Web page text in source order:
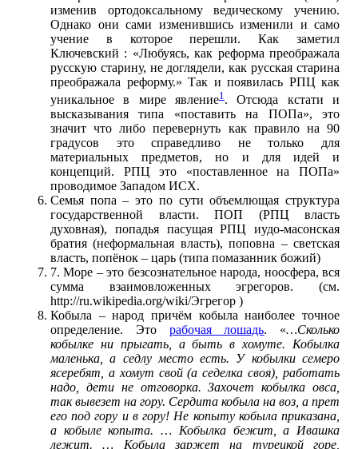
изменив ортодоксальному ведическому учению.
Однако они сами изменившись изменили и само
учение в которое перешли. Как заметил
Ключевский : «Любуясь, как реформа преображала
русскую старину, не доглядели, как русская старина
преображала реформу.» Так и появилась РПЦ как
уникальное в мире явление1. Отсюда кстати и
высказывания типа «поставить на ПОПа», это
значит что либо перевернуть как правило на 90
градусов это справедливо не только для
материальных предметов, но и для идей и
концепций. РПЦ это «поставленное на ПОПа»
проводимое Западом ИСХ.
Семья попа – это по сути объемлющая структура
государственной власти. ПОП (РПЦ власть
духовная), попадья пасущая РПЦ иудо-масонская
братия (неформальная власть), поповна – светская
власть, попёнок – царь (типа помазанник божий)
7. Море – это безсознательное народа, ноосфера, вся
сумма взаимовложенных эгрегоров. (см.
http://ru.wikipedia.org/wiki/Эгрегор )
Кобыла – народ причём кобыла наиболее точное
определение. Это рабочая лошадь. «…Сколько
кобылке ни прыгать, а быть в хомуте. Кобылка
маленька, а седлу место есть. У кобылки семеро
ясеребят, а хомут свой (а седелка своя), работать
надо, дети не отговорка. Захочет кобылка овса,
так вывезет на гору. Сердита кобыла на воз, а прет
его под гору и в гору! Не копыту кобыла приказана,
а кобыле копыта. … Кобылка бежит, а Ивашка
лежит. … Кобыла заржет на турецкой горе,